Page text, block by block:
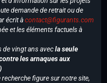
demande de retrait ou de
écrit àcontact@figurants.com
et les éléments factuels à
de vingt ans avecla seule
les arnaques aux
figure sur notre site,